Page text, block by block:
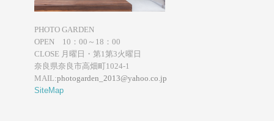
PHOTO GARDEN
OPEN 10：00～18：00
CLOSE 月曜日・第1第3火曜日
奈良県奈良市高畑町1024-1
MAIL:photogarden_2013@yahoo.co.jp
SiteMap